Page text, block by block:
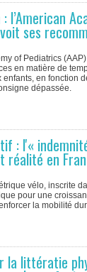
l’American
ses
of Pediatrics
en matière de
enfants, en fonction
dépassée.
: l'«
réalité en
vélo, inscrite
pour une
la mobilité
la littératie